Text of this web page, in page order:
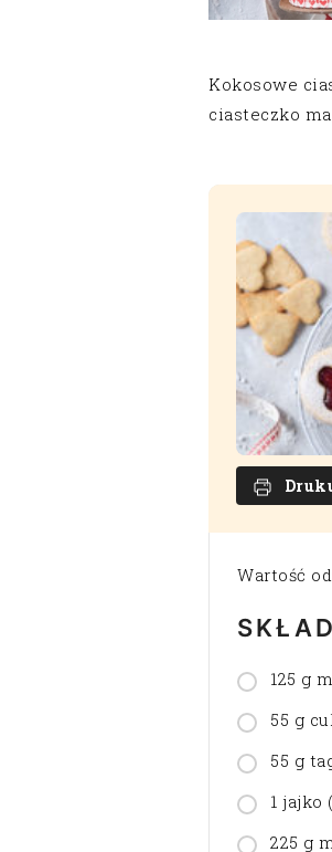
Kokosowe
ciasteczko
Wartość
125 g
55 g
55 g
1 jajko
225 g